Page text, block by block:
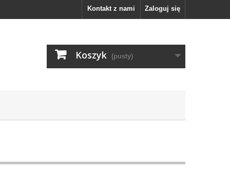
Zaloguj się
Kontakt z nami
Koszyk (pusty)